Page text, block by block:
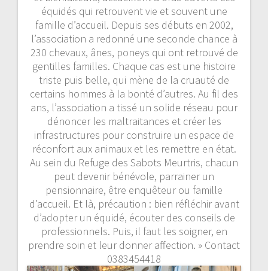
équidés qui retrouvent vie et souvent une
famille d’accueil. Depuis ses débuts en 2002,
l’association a redonné une seconde chance à
230 chevaux, ânes, poneys qui ont retrouvé de
gentilles familles. Chaque cas est une histoire
triste puis belle, qui mène de la cruauté de
certains hommes à la bonté d’autres. Au fil des
ans, l’association a tissé un solide réseau pour
dénoncer les maltraitances et créer les
infrastructures pour construire un espace de
réconfort aux animaux et les remettre en état.
Au sein du Refuge des Sabots Meurtris, chacun
peut devenir bénévole, parrainer un
pensionnaire, être enquêteur ou famille
d’accueil. Et là, précaution : bien réfléchir avant
d’adopter un équidé, écouter des conseils de
professionnels. Puis, il faut les soigner, en
prendre soin et leur donner affection. » Contact
0383454418